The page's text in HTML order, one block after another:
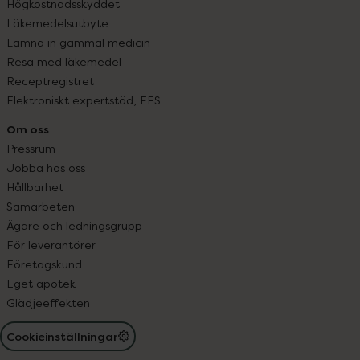
Högkostnadsskyddet
Läkemedelsutbyte
Lämna in gammal medicin
Resa med läkemedel
Receptregistret
Elektroniskt expertstöd, EES
Om oss
Pressrum
Jobba hos oss
Hållbarhet
Samarbeten
Ägare och ledningsgrupp
För leverantörer
Företagskund
Eget apotek
Glädjeeffekten
Cookieinställningar